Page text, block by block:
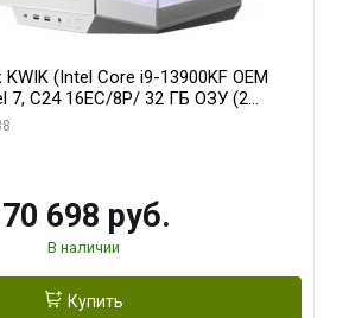
(Intel Core i9-13900KF OEM
7, C24 16EC/8P/ 32 ГБ ОЗУ (2
GAMING OC 16GB GDDR6
698 руб.
В наличии
Купить